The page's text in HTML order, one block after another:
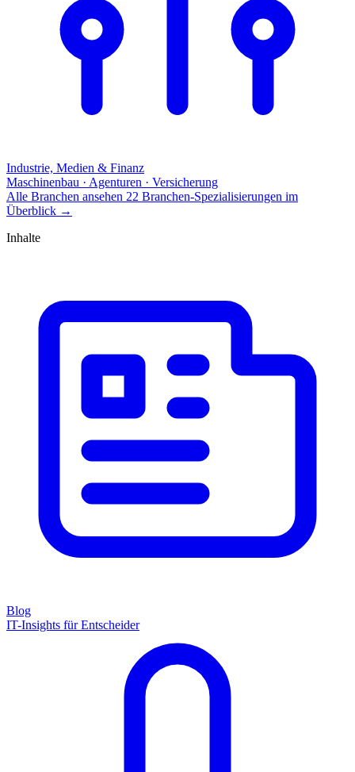
Industrie, Medien & Finanz
Maschinenbau · Agenturen · Versicherung
Alle Branchen ansehen 22 Branchen-Spezialisierungen im
Überblick →
Inhalte
Blog
IT-Insights für Entscheider